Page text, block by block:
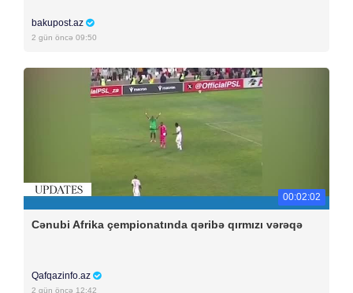
bakupost.az
2 gün öncə 09:50
00:02:02
Cənubi Afrika çempionatında qəribə qırmızı vərəqə
Qafqazinfo.az
2 gün öncə 12:42